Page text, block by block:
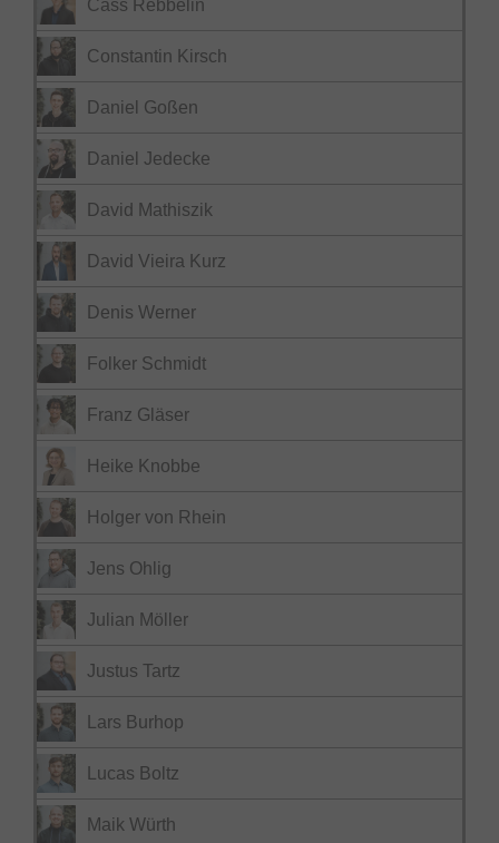
Cass Rebbelin
Constantin Kirsch
Daniel Goßen
Daniel Jedecke
David Mathiszik
David Vieira Kurz
Denis Werner
Folker Schmidt
Franz Gläser
Heike Knobbe
Holger von Rhein
Jens Ohlig
Julian Möller
Justus Tartz
Lars Burhop
Lucas Boltz
Maik Würth